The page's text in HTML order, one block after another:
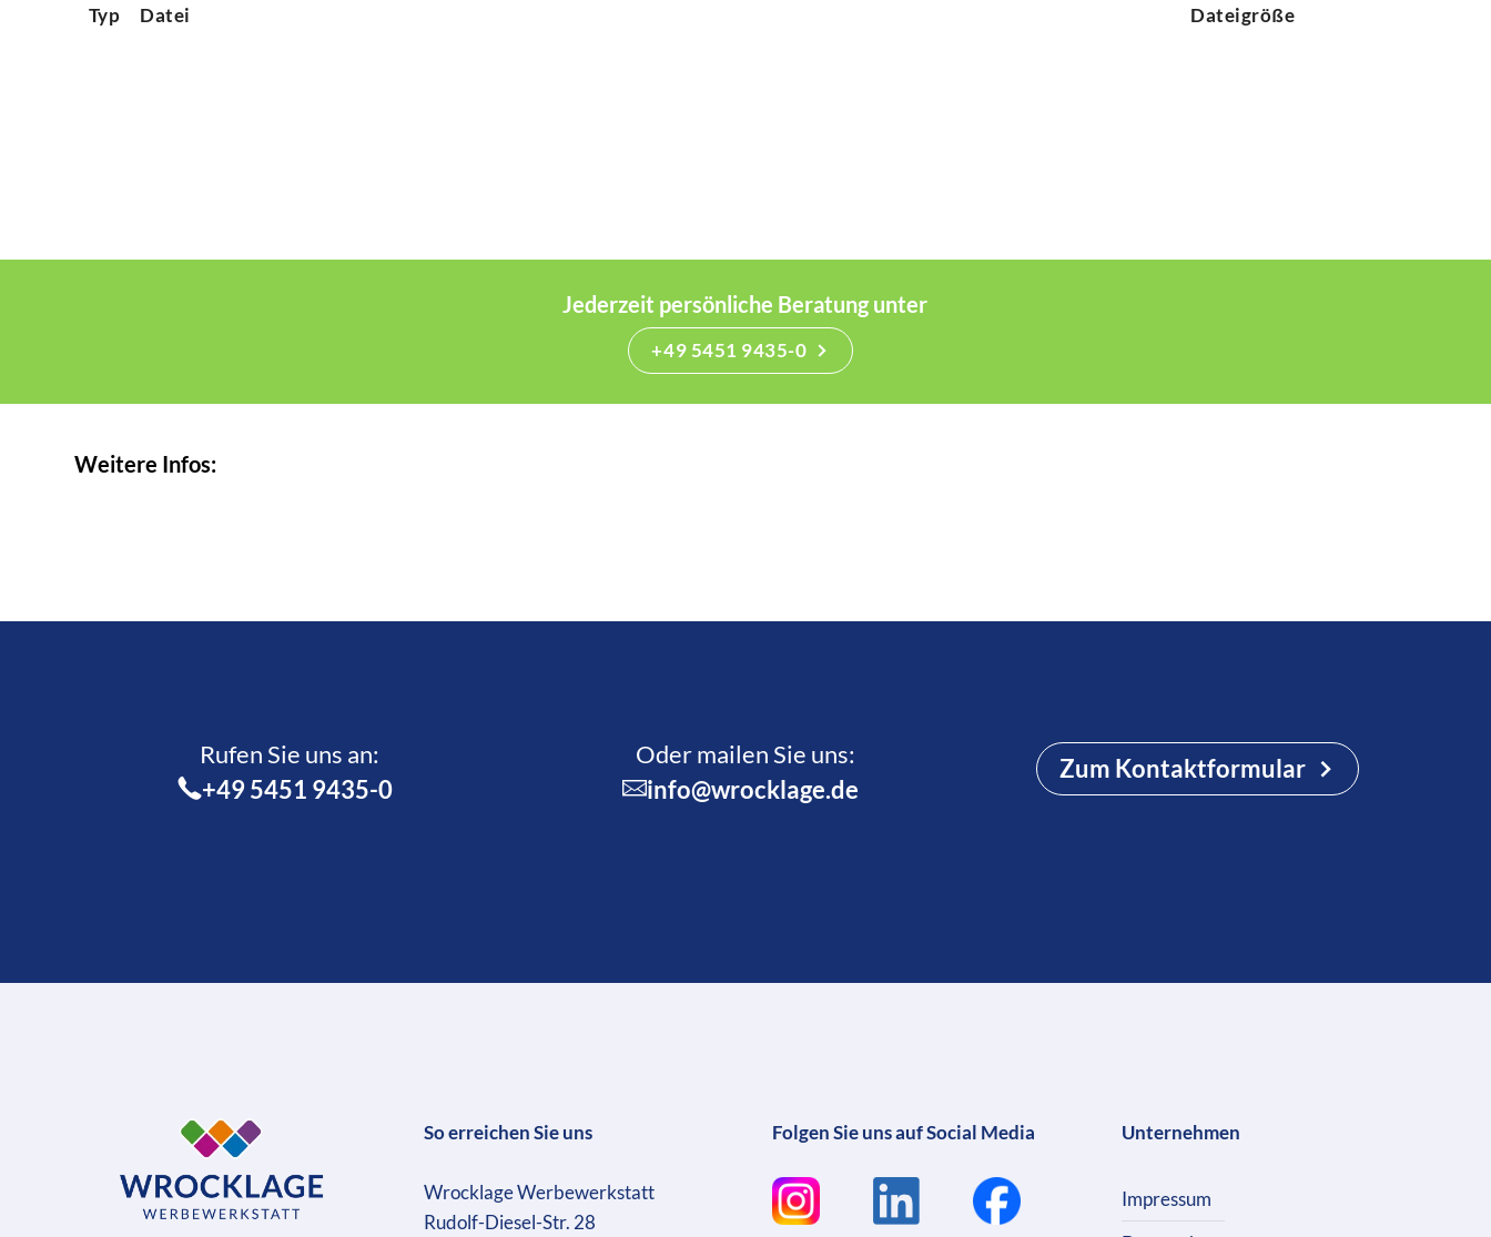
Typ Datei Dateigröße
Jederzeit persönliche Beratung unter
+49 5451 9435-0
Weitere Infos:
Rufen Sie uns an:­
+49 5451 9435-0
Oder mailen Sie uns:
info@wrocklage.de
Zum Kontaktformular
So erreichen Sie uns
Wrocklage Werbewerkstatt
Rudolf-Diesel-Str. 28
Folgen Sie uns auf Social Media Unternehmen
Impressum